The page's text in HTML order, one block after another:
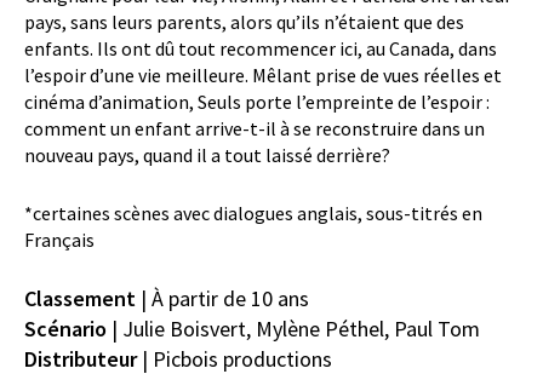
pays, sans leurs parents, alors qu’ils n’étaient que des
enfants. Ils ont dû tout recommencer ici, au Canada, dans
l’espoir d’une vie meilleure. Mêlant prise de vues réelles et
cinéma d’animation, Seuls porte l’empreinte de l’espoir :
comment un enfant arrive-t-il à se reconstruire dans un
nouveau pays, quand il a tout laissé derrière?
*certaines scènes avec dialogues anglais, sous-titrés en
Français
Classement | À partir de 10 ans
Scénario | Julie Boisvert, Mylène Péthel, Paul Tom
Distributeur| Picbois productions